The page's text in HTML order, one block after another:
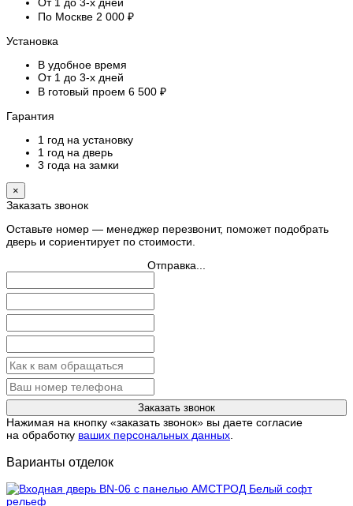
По Москве 2 000 ₽
Установка
В удобное время
От 1 до 3-х дней
В готовый проем 6 500 ₽
Гарантия
1 год на установку
1 год на дверь
3 года на замки
×
Заказать звонок
Оставьте номер — менеджер перезвонит, поможет подобрать
дверь и сориентирует по стоимости.
Отправка...
Заказать звонок
Нажимая на кнопку «заказать звонок» вы даете согласие
на обработку ваших персональных данных
Варианты отделок